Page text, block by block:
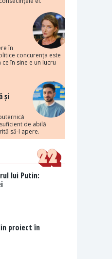
în
concurența este
în sine e un lucru
și
de abilă
să-l apere.
lui Putin:
proiect în